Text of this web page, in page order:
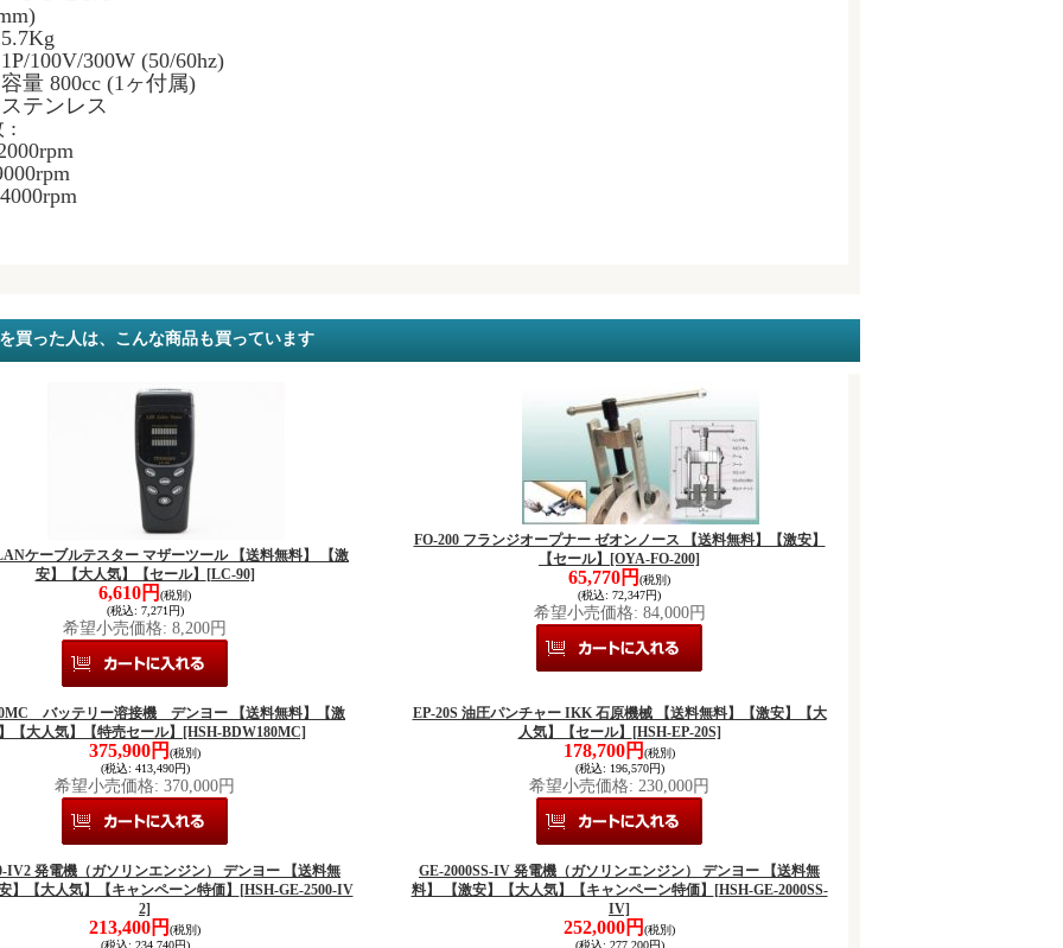
100V/300W (50/60hz)
量 800cc (1ヶ付属)
テンレス
:
買った人は、こんな商品も買っています
ケーブルテスター マザーツール 【送料無料】 【激
安】【大人気】【セール】
[LC-90]
6,610円 (税別)
(税込: 7,271円)
希望小売価格: 8,200円
FO-200 フランジオープナー ゼオンノース 【送料無料】【激安】
【セール】
[OYA-FO-200]
65,770円 (税別)
(税込: 72,347円)
希望小売価格: 84,000円
バッテリー溶接機 デンヨー 【送料無料】【激
【大人気】【特売セール】
[HSH-BDW180MC]
375,900円 (税別)
(税込: 413,490円)
希望小売価格: 370,000円
EP-20S 油圧パンチャー IKK 石原機械 【送料無料】【激安】【大
人気】【セール】
[HSH-EP-20S]
178,700円 (税別)
(税込: 196,570円)
希望小売価格: 230,000円
IV2 発電機（ガソリンエンジン） デンヨー 【送料無
】【大人気】【キャンペーン特価】
[HSH-GE-2500-IV
2]
213,400円 (税別)
(税込: 234,740円)
GE-2000SS-IV 発電機（ガソリンエンジン） デンヨー 【送料無
料】 【激安】【大人気】【キャンペーン特価】
[HSH-GE-2000SS-
IV]
252,000円 (税別)
(税込: 277,200円)